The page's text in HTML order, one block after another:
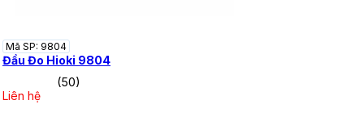
Mã SP: 9804
Đầu Đo Hioki 9804
(50)
Liên hệ